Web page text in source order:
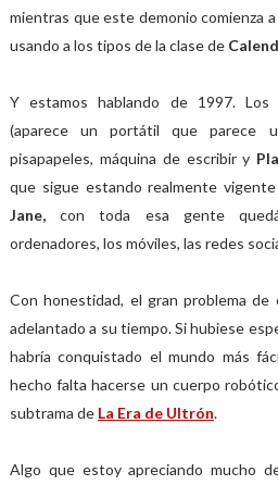
mientras que este demonio comienza
usando a los tipos de la clase de
Y estamos hablando de 1997. Los
(aparece un portátil que parece
pisapapeles, máquina de escribir y
que sigue estando realmente
Jane,con toda esa gente
ordenadores, los móviles, las redes
Con honestidad, el gran problema
adelantado a su tiempo. Si hubiese
habría conquistado el mundo más
hecho falta hacerse un cuerpo
subtrama de La Era de Ultrón.
Algo que estoy apreciando mucho